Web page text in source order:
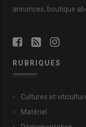
annonces, boutique
RUBRIQUES
Cultures et
Matériel